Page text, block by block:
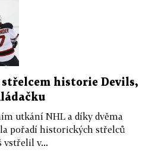
historie Devils,
utkání NHL a díky dvěma
pořadí historických střelců
vstřelil v...